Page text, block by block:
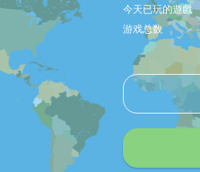
今天已玩的遊戲
游戏总数